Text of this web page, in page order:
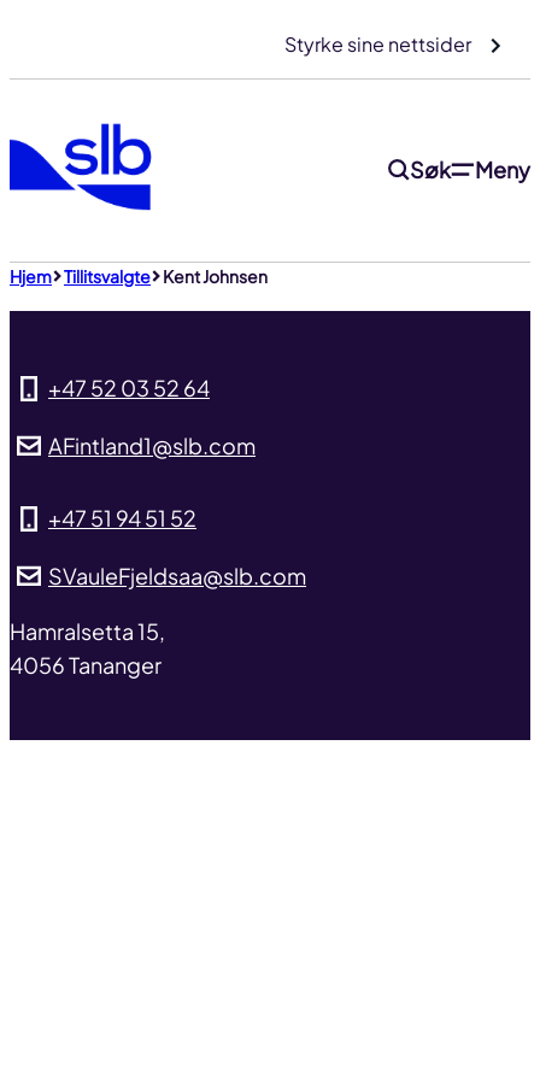
Styrke sine nettsider
Søk Meny
Hjem Tillitsvalgte Kent Johnsen Til toppen
+47 52 03 52 64
AFintland1@slb.com
+47 51 94 51 52
SVauleFjeldsaa@slb.com
address
Hamralsetta 15,
4056 Tananger